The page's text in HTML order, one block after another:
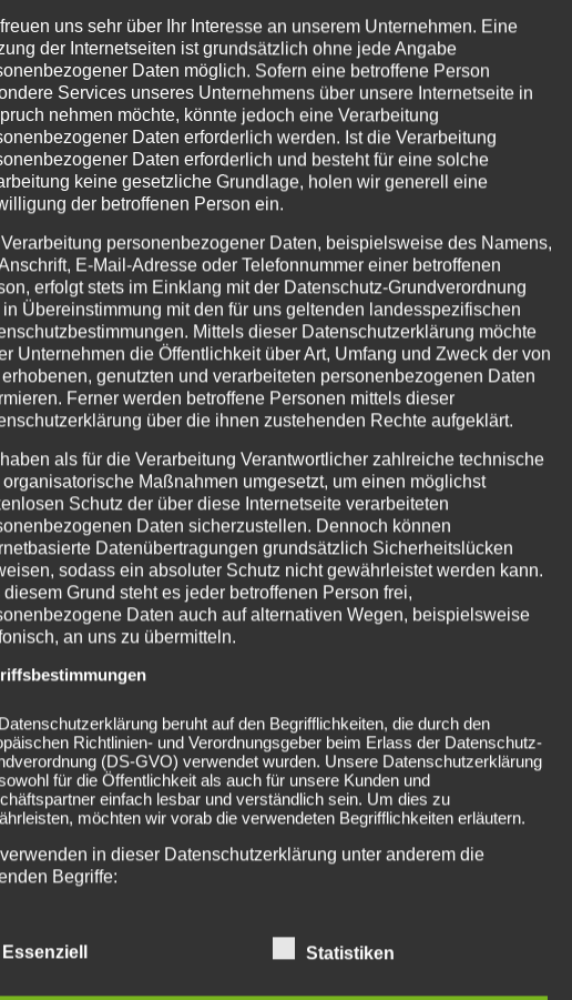
hauptsächlich in österreichischem Dialekt verfasst und zeichnen
auf alltägliche und gesellschaftliche Themen aus. Ein besonders
die Höhen und Tiefen des Lebens behandelt und zu einem Hit
auch für ihre energiegeladenen Live-Auftritte bekannt, bei denen
überzeugen. Ihre Konzerte sind regelmäßig ausverkauft und
ihre Mischung aus Musik und Kabarett fest in der österreichischen
ein breites Publikum.
artist/pizzera-jaus/pizzera-jaus-2498731/
Fantastischen Vier
Vorankündigung: 2024-08-14
Required fields are marked *
uns sehr über Ihr Interesse an unserem Unternehmen. Eine
der Internetseiten ist grundsätzlich ohne jede Angabe
Daten möglich. Sofern eine betroffene Person
Services unseres Unternehmens über unsere Internetseite in
nehmen möchte, könnte jedoch eine Verarbeitung
Daten erforderlich werden. Ist die Verarbeitung
Daten erforderlich und besteht für eine solche
keine gesetzliche Grundlage, holen wir generell eine
der betroffenen Person ein.
personenbezogener Daten, beispielsweise des Namens,
E-Mail-Adresse oder Telefonnummer einer betroffenen
erfolgt stets im Einklang mit der Datenschutz-Grundverordnung
in Übereinstimmung mit den für uns geltenden landesspezifischen
Mittels dieser Datenschutzerklärung möchte
Unternehmen die Öffentlichkeit über Art, Umfang und Zweck der von
genutzten und verarbeiteten personenbezogenen Daten
Ferner werden betroffene Personen mittels dieser
über die ihnen zustehenden Rechte aufgeklärt.
als für die Verarbeitung Verantwortlicher zahlreiche technische
organisatorische Maßnahmen umgesetzt, um einen möglichst
Schutz der über diese Internetseite verarbeiteten
Daten sicherzustellen. Dennoch können
Datenübertragungen grundsätzlich Sicherheitslücken
sodass ein absoluter Schutz nicht gewährleistet werden kann.
diesem Grund steht es jeder betroffenen Person frei,
Daten auch auf alternativen Wegen, beispielsweise
an uns zu übermitteln.
beruht auf den Begrifflichkeiten, die durch den
Richtlinien- und Verordnungsgeber beim Erlass der Datenschutz-
(DS-GVO) verwendet wurden. Unsere Datenschutzerklärung
für die Öffentlichkeit als auch für unsere Kunden und
einfach lesbar und verständlich sein. Um dies zu
möchten wir vorab die verwendeten Begrifflichkeiten erläutern.
in dieser Datenschutzerklärung unter anderem die
Begriffe:
a) personenbezogene Daten
Essenziell Statistiken